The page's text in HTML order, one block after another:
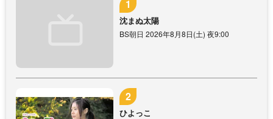
沈まぬ太陽
BS朝日 2026年8月8日(土) 夜9:00
ひよっこ